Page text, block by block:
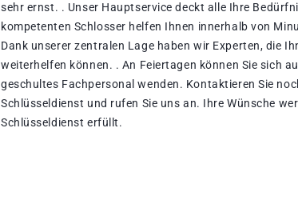
sehr ernst. . Unser Hauptservice deckt alle Ihre
kompetenten Schlosser helfen Ihnen innerhalb von
Dank unserer zentralen Lage haben wir Experten, die
weiterhelfen können. . An Feiertagen können Sie sich
geschultes Fachpersonal wenden. Kontaktieren Sie
Schlüsseldienst und rufen Sie uns an. Ihre Wünsche
Schlüsseldienst erfüllt.